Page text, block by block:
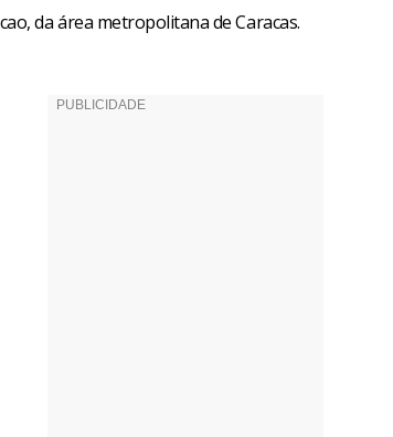
da área metropolitana de Caracas.